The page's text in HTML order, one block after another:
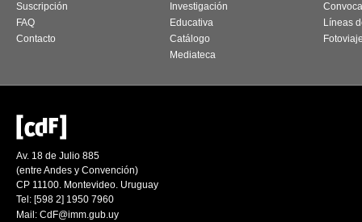
Suscripción
FAQ
Contacto
Investigación
Educativa
Catálogo
Mediateca
Líneas
Av. 18 de Julio 885
(entre Andes y Convención)
CP 11100. Montevideo. Uruguay
Tel: [598 2] 1950 7960
Mail: CdF@imm.gub.uy